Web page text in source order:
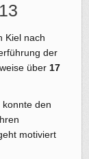
Kiel nach
der
über 17
den
motiviert